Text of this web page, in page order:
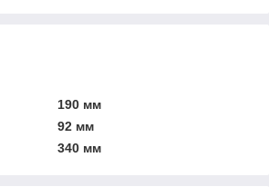
190 мм
92 мм
340 мм